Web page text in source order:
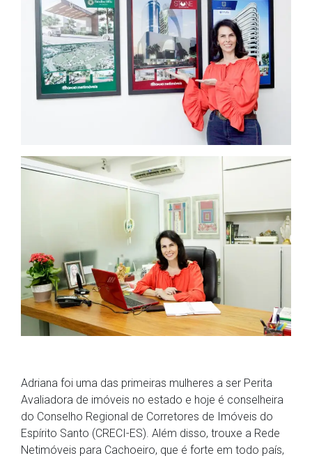
Adriana foi uma das primeiras mulheres a ser Perita
Avaliadora de imóveis no estado e hoje é conselheira
do Conselho Regional de Corretores de Imóveis do
Espírito Santo (CRECI-ES). Além disso, trouxe a Rede
Netimóveis para Cachoeiro, que é forte em todo país,